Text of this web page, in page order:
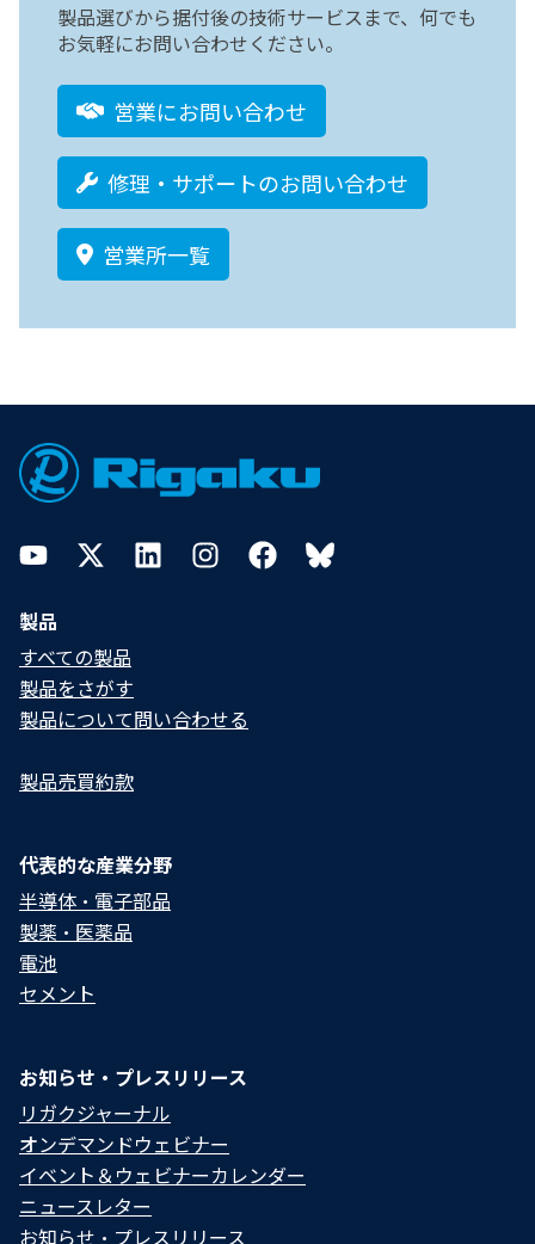
製品選びから据付後の技術サービスまで、何でも
お気軽にお問い合わせください。
営業にお問い合わせ
修理・サポートのお問い合わせ
営業所一覧
Footer
YouTubeTwitterLinkedInInstagramFacebookBluesky
製品
すべての製品
製品をさがす
製品について問い合わせる​
製品売買約款
代表的な産業分野
半導体・電子部品
製薬・医薬品
電池
セメント
お知らせ・プレスリリース
リガクジャーナル
オンデマンドウェビナー
イベント＆ウェビナーカレンダー
ニュースレター
お知らせ・プレスリリース